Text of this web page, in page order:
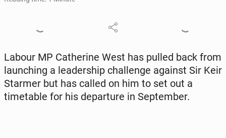
Labour MP Cather­ine West has pulled back from
launch­ing a lead­er­ship chal­lenge against Sir Keir
Starmer but has called on him to set out a
timetable for his de­par­ture in Sep­tem­ber.